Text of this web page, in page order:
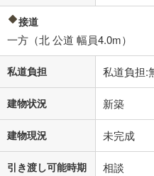
接道
一方（北 公道 幅員4.0m）
私道負担 私道負担:
建物状況 新築
建物現況 未完成
引き渡し可能時期 相談